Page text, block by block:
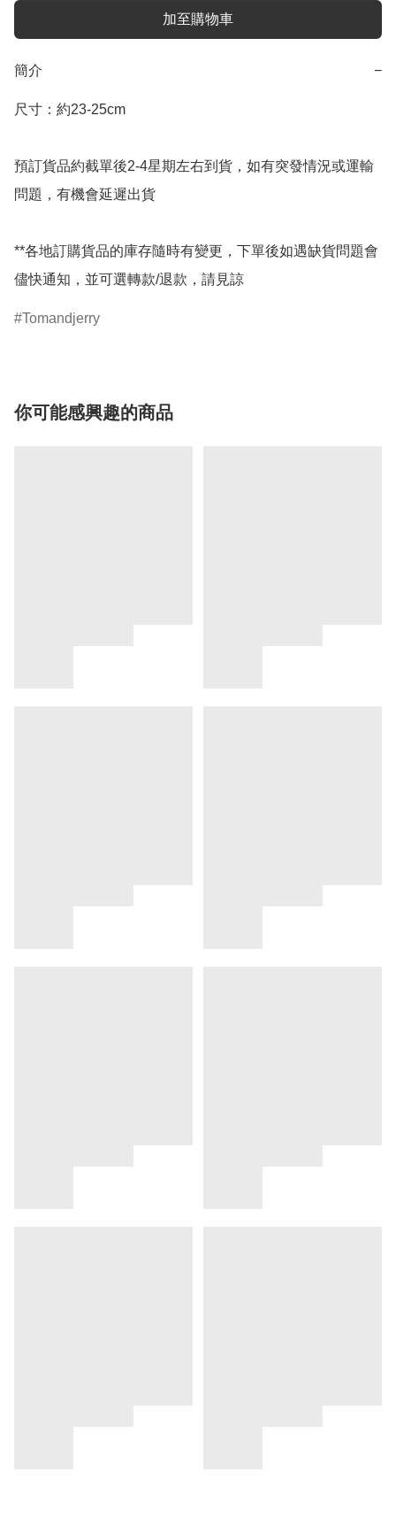
加至購物車
簡介 −
尺寸：約23-25cm
預訂貨品約截單後2-4星期左右到貨，如有突發情況或運輸
問題，有機會延遲出貨
**各地訂購貨品的庫存隨時有變更，下單後如遇缺貨問題會
儘快通知，並可選轉款/退款，請見諒
Tomandjerry
你可能感興趣的商品